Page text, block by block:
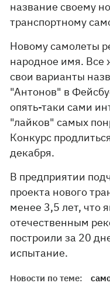
название своему
транспортному
Новому самолеты
народное имя. Все
свои варианты
"Антонов" в
опять-таки сами
"лайков" самых
Конкурс
декабря.
В предприятии
проекта нового
менее 3,5 лет, что
отечественным
построили за 20
испытание.
Новости по теме: